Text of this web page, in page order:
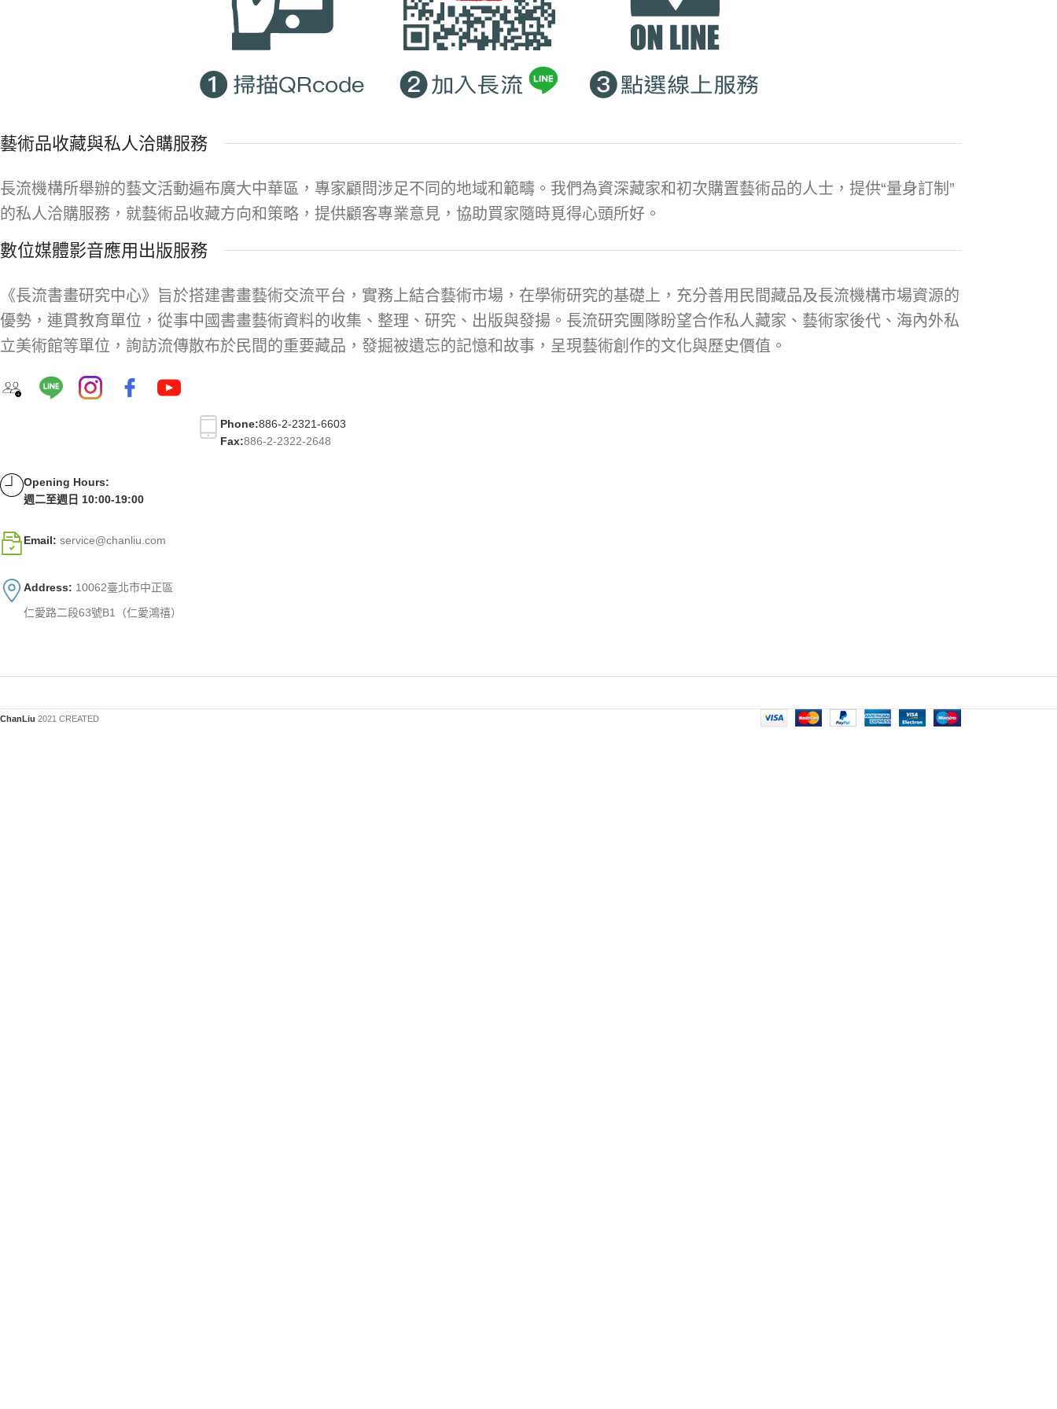
藝術品收藏與私人洽購服務
長流機構所舉辦的藝文活動遍布廣大中華區，專家顧問涉足不同的地域和範疇。我們為資深藏家和初次購置藝術品的人士，提供“量身訂制”
的私人洽購服務，就藝術品收藏方向和策略，提供顧客專業意見，協助買家隨時覓得心頭所好。
數位媒體影音應用出版服務
《長流書畫研究中心》旨於搭建書畫藝術交流平台，實務上結合藝術市場，在學術研究的基礎上，充分善用民間藏品及長流機構市場資源的
優勢，連貫教育單位，從事中國書畫藝術資料的收集、整理、研究、出版與發揚。長流研究團隊盼望合作私人藏家、藝術家後代、海內外私
立美術館等單位，詢訪流傳散布於民間的重要藏品，發掘被遺忘的記憶和故事，呈現藝術創作的文化與歷史價值。
Phone:886-2-2321-6603
Fax:886-2-2322-2648
Opening Hours:
週二至週日 10:00-19:00
Email: service@chanliu.com
Address: 10062臺北市中正區
仁愛路二段63號B1（仁愛鴻禧）
ChanLiu 2021 CREATED